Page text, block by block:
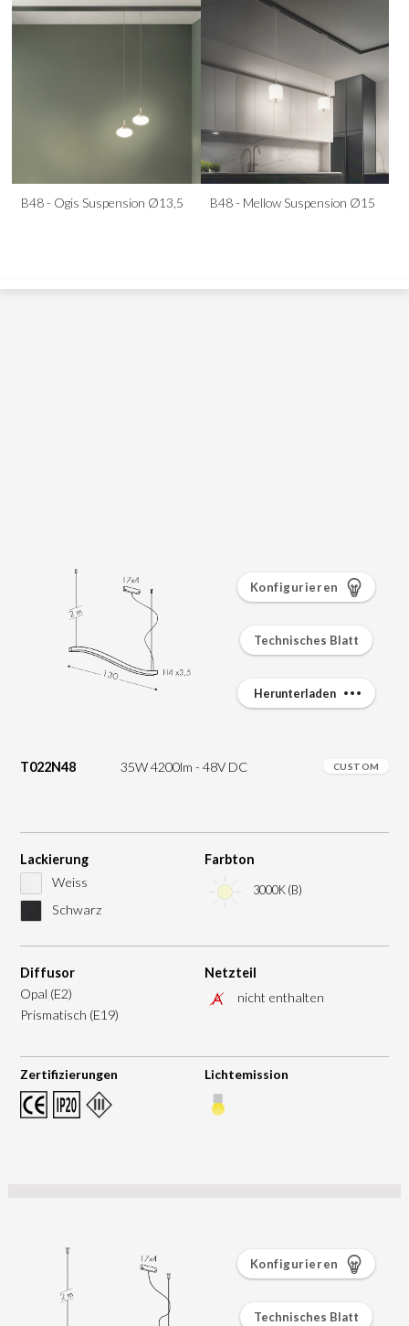
T022N48 35W 4200lm - 48V DC CUSTOM
Lackierung
Weiss
Schwarz
Farbton
3000K (B)
Diffusor
Opal (E2)
Prismatisch (E19)
Netzteil
nicht enthalten
Zertifizierungen Lichtemission
Konfigurieren
Technisches Blatt
Herunterladen
Konfigurieren
Technisches Blatt